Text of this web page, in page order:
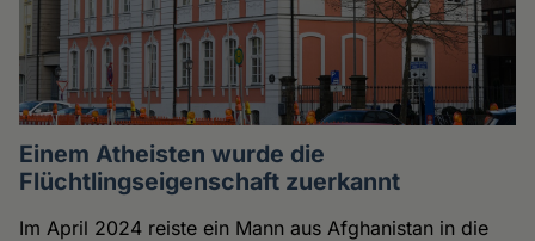
Einem Atheisten wurde die
Flüchtlingseigenschaft zuerkannt
Im April 2024 reiste ein Mann aus Afghanistan in die